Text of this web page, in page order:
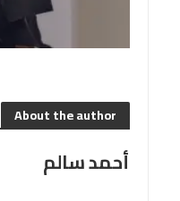
About the author
أحمد سالم